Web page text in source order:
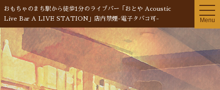
t
o
g
g
n
a
v
Menu
おもちゃのまち駅から徒歩1分のライブバー「おとや Acoustic
Live Bar A LIVE STATION」店内禁煙-電子タバコ可-